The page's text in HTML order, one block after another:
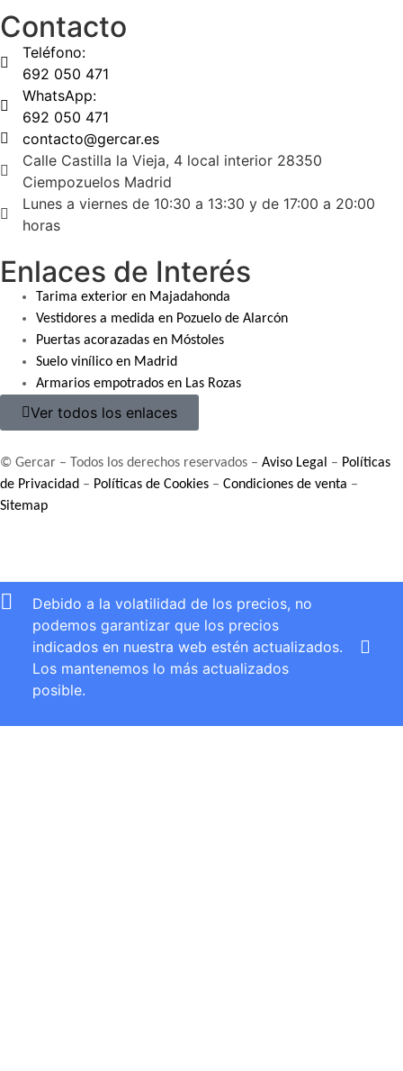
Contacto
Teléfono:
692 050 471
WhatsApp:
692 050 471
contacto@gercar.es
Calle Castilla la Vieja, 4 local interior 28350
Ciempozuelos Madrid
Lunes a viernes de 10:30 a 13:30 y de 17:00 a 20:00
horas
Enlaces de Interés
Tarima exterior en Majadahonda
Vestidores a medida en Pozuelo de Alarcón
Puertas acorazadas en Móstoles
Suelo vinílico en Madrid
Armarios empotrados en Las Rozas
Ver todos los enlaces
© Gercar – Todos los derechos reservados – Aviso Legal – Políticas
de Privacidad – Políticas de Cookies – Condiciones de venta –
Sitemap
Debido a la volatilidad de los precios, no
podemos garantizar que los precios
indicados en nuestra web estén actualizados.
Los mantenemos lo más actualizados
posible.